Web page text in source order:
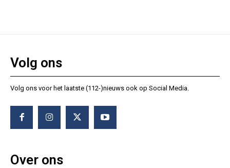
Volg ons
Volg ons voor het laatste (112-)nieuws ook op Social Media.
Over ons